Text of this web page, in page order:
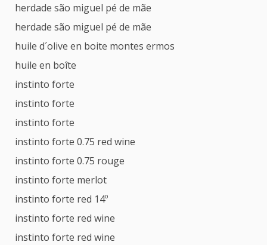
herdade são miguel pé de mãe
herdade são miguel pé de mãe
huile d´olive en boite montes ermos
huile en boîte
instinto forte
instinto forte
instinto forte
instinto forte 0.75 red wine
instinto forte 0.75 rouge
instinto forte merlot
instinto forte red 14º
instinto forte red wine
instinto forte red wine